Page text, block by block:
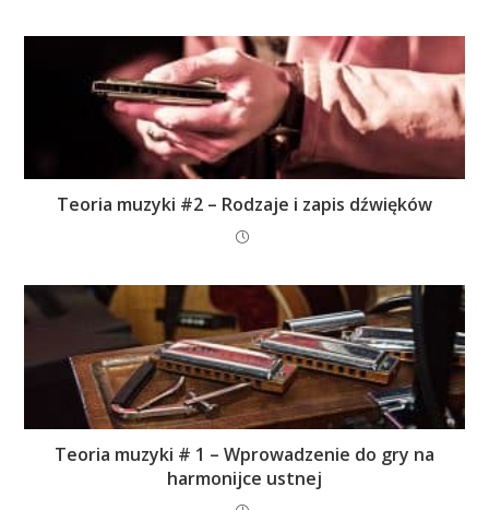
Teoria muzyki #2 – Rodzaje i zapis dźwięków
Teoria muzyki # 1 – Wprowadzenie do gry na
harmonijce ustnej